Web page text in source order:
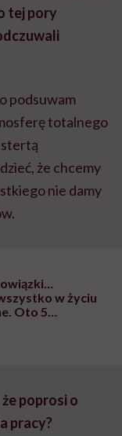
tej pory
podsuwam
totalnego
stertą
że chcemy
nie damy
w życiu
Oto 5
poprosi o
pracy?